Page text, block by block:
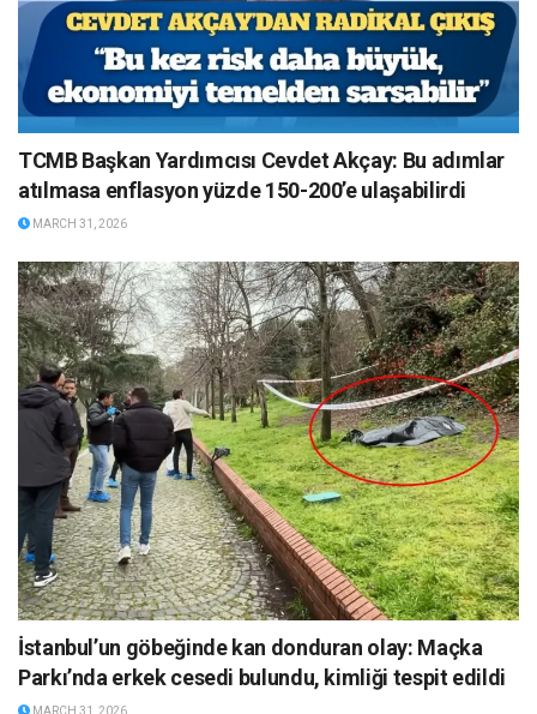
TCMB Başkan Yardımcısı Cevdet Akçay: Bu adımlar
atılmasa enflasyon yüzde 150-200’e ulaşabilirdi
MARCH 31, 2026
İstanbul’un göbeğinde kan donduran olay: Maçka
Parkı’nda erkek cesedi bulundu, kimliği tespit edildi